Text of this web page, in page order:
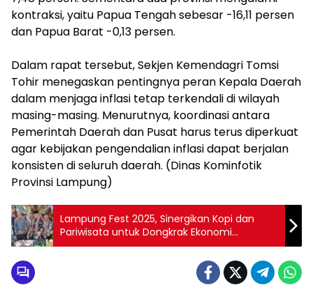
kontraksi, yaitu Papua Tengah sebesar -16,11 persen
dan Papua Barat -0,13 persen.
‎Dalam rapat tersebut, Sekjen Kemendagri Tomsi
Tohir menegaskan pentingnya peran Kepala Daerah
dalam menjaga inflasi tetap terkendali di wilayah
masing-masing. Menurutnya, koordinasi antara
Pemerintah Daerah dan Pusat harus terus diperkuat
agar kebijakan pengendalian inflasi dapat berjalan
konsisten di seluruh daerah. (Dinas Kominfotik
Provinsi Lampung)
Lampung Fest 2025, Sinergikan Kopi dan
Pariwisata untuk Dongkrak Ekonomi
Lampung